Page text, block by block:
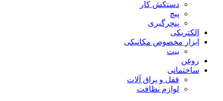
دستکش کار
پیچ
پنچرگیری
الکتریکی
ابزار مخصوص مکانیکی
بیت
روغن
ساختمانی
قفل و یراق آلات
لوازم نظافت